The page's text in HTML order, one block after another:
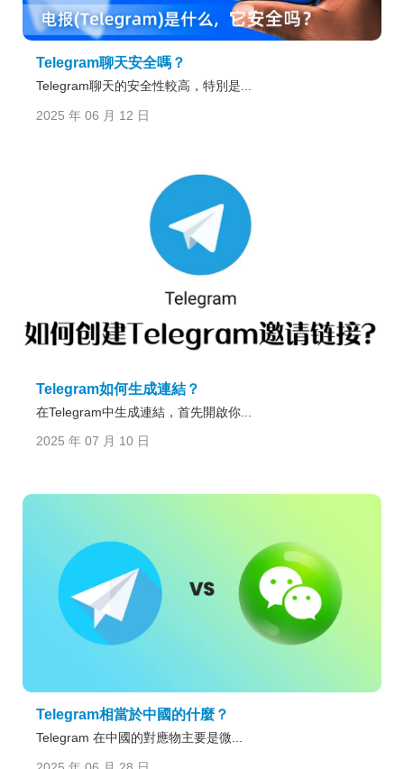
Telegram聊天安全嗎？
Telegram聊天的安全性較高，特別是...
2025 年 06 月 12 日
Telegram如何生成連結？
在Telegram中生成連結，首先開啟你...
2025 年 07 月 10 日
Telegram相當於中國的什麼？
Telegram 在中國的對應物主要是微...